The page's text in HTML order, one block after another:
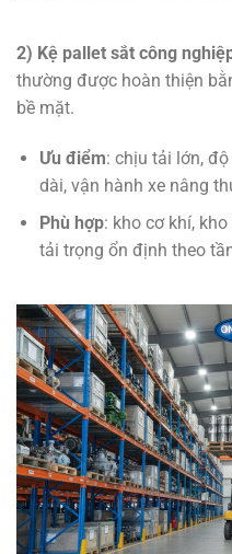
2) Kệ pallet sắt công
thường được hoàn thiện
bề mặt.
Ưu điểm: chịu tải lớn,
dài, vận hành xe nâng
Phù hợp: kho cơ khí,
tải trọng ổn định theo